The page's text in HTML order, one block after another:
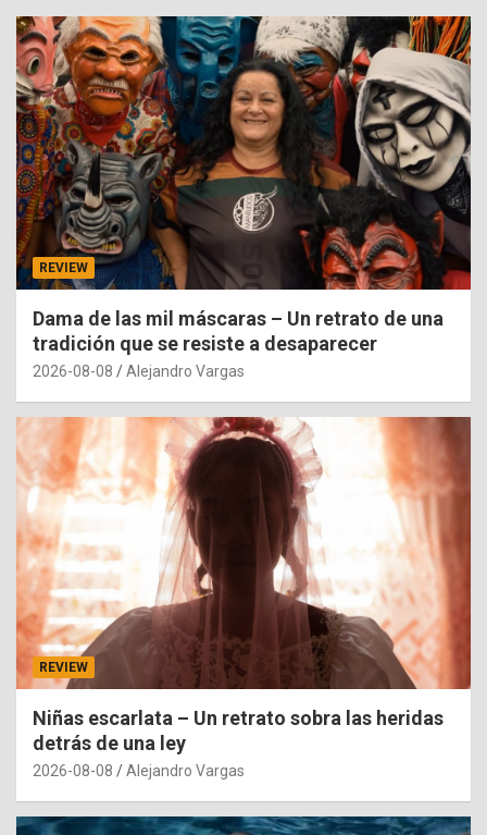
REVIEW
Dama de las mil máscaras – Un retrato de una
tradición que se resiste a desaparecer
2026-08-08 Alejandro Vargas
REVIEW
Niñas escarlata – Un retrato sobra las heridas
detrás de una ley
2026-08-08 Alejandro Vargas